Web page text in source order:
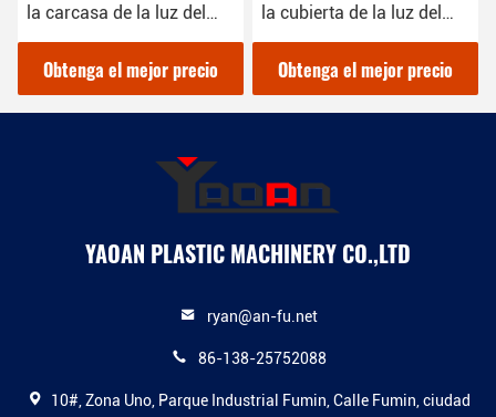
la cubierta de la luz del
tubo de LED AF-
50&45mm PC con
certificado CE de ahorro
de energía
Obtenga el mejor precio
perfiles LED PC de 2
cavidades, diseño de alta
velocidad, 6-8 metros por
minuto
Obtenga el mejor precio
YAOAN PLASTIC MACHINERY CO.,LTD
ryan@an-fu.net
86-138-25752088
10#, Zona Uno, Parque Industrial Fumin, Calle Fumin, ciudad